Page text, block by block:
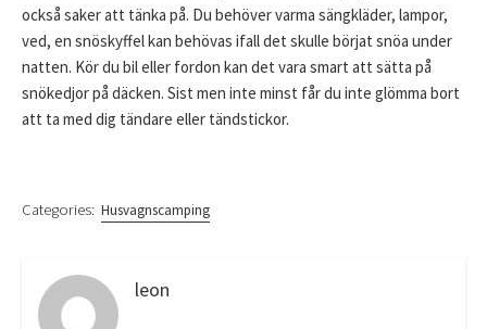
också saker att tänka på. Du behöver varma sängkläder, lampor,
ved, en snöskyffel kan behövas ifall det skulle börjat snöa under
natten. Kör du bil eller fordon kan det vara smart att sätta på
snökedjor på däcken. Sist men inte minst får du inte glömma bort
att ta med dig tändare eller tändstickor.
Categories: Husvagnscamping
leon